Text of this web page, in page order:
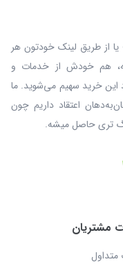
از طریق لینک خودتون هر
هم خودش از خدمات و
این خرید سهیم می‌شوید. ما
اعتقاد داریم چون
تری حاصل میشه.
مشتریان
متداول